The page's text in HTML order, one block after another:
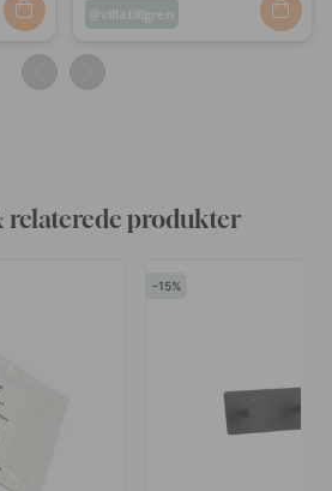
Opslag
villatillgren
relaterede produkter
15